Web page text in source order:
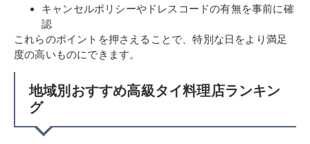
キャンセルポリシーやドレスコードの有無を事前に確
認
これらのポイントを押さえることで、特別な日をより満足
度の高いものにできます。
地域別おすすめ高級タイ料理店ランキン
グ